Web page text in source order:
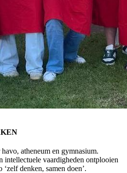
atheneum en gymnasium.
intellectuele vaardigheden ontplooien
denken, samen doen’.